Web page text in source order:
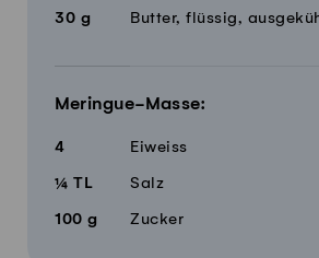
30 g Butter, flüssig,
Meringue-Masse:
4 Eiweiss
¼ TL Salz
100 g Zucker